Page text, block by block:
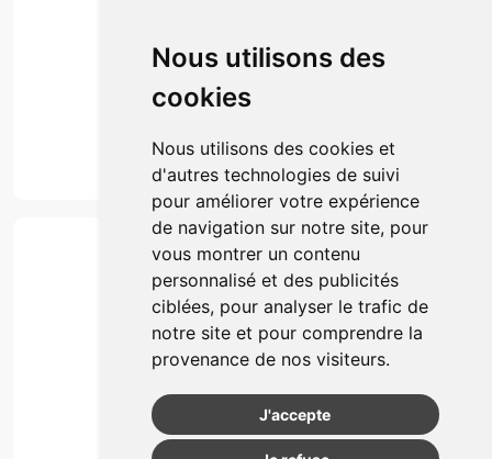
Nous utilisons des
cookies
Nous utilisons des cookies et
d'autres technologies de suivi
pour améliorer votre expérience
de navigation sur notre site, pour
vous montrer un contenu
personnalisé et des publicités
ciblées, pour analyser le trafic de
notre site et pour comprendre la
provenance de nos visiteurs.
J'accepte
Actualités & conseils
Événements
Marques
Suivez-nous
Paiement
Simple, rapide et 100% sécurisé
Retrait & Livriason
Retrait en automate ou Locker
Livraison chez vous